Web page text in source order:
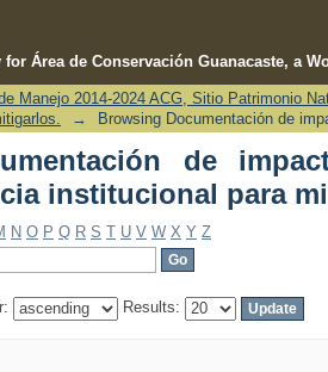
Área de Conservación Guanacaste, a
de
mitigarlos. by Title
Manejo 2014-2024 ACG, Sitio Patrimonio
→ Browsing Documentación de
de
institucional para
N O P Q R S T U V W X Y Z
Results: